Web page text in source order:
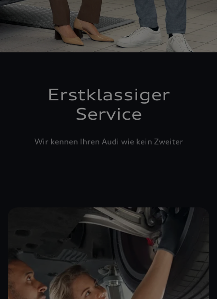
Erstklassiger
Service
Wir kennen Ihren Audi wie kein Zweiter